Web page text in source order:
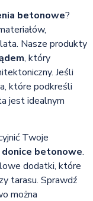
betonowe?
Nasze produkty
, który
Jeśli
które podkreśli
jest idealnym
Twoje
donice betonowe.
dodatki, które
tarasu. Sprawdź
można